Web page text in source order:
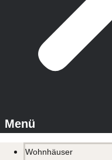
Wohnhäuser